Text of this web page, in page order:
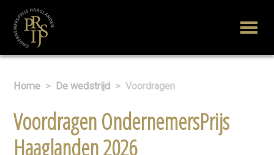
Home > De wedstrijd > Voordragen
Voordragen OndernemersPrijs
Haaglanden 2026